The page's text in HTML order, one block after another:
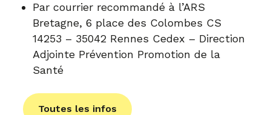
Par courrier recommandé à l’ARS
Bretagne, 6 place des Colombes CS
14253 – 35042 Rennes Cedex – Direction
Adjointe Prévention Promotion de la
Santé
Toutes les infos